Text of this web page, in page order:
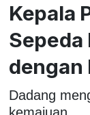
Kepala
Sepeda
dengan
Dadang
kemajuan.